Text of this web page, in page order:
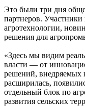
Это были три дня
партнеров.
агротехнологии,
решения для
«Здесь мы видим
власти — от
решений, внедряемых
расширилась,
отдельный блок по
развития сельских